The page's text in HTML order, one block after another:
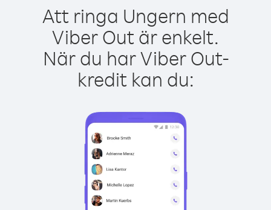
Att ringa Ungern med
Viber Out är enkelt.
När du har Viber Out-
kredit kan du: